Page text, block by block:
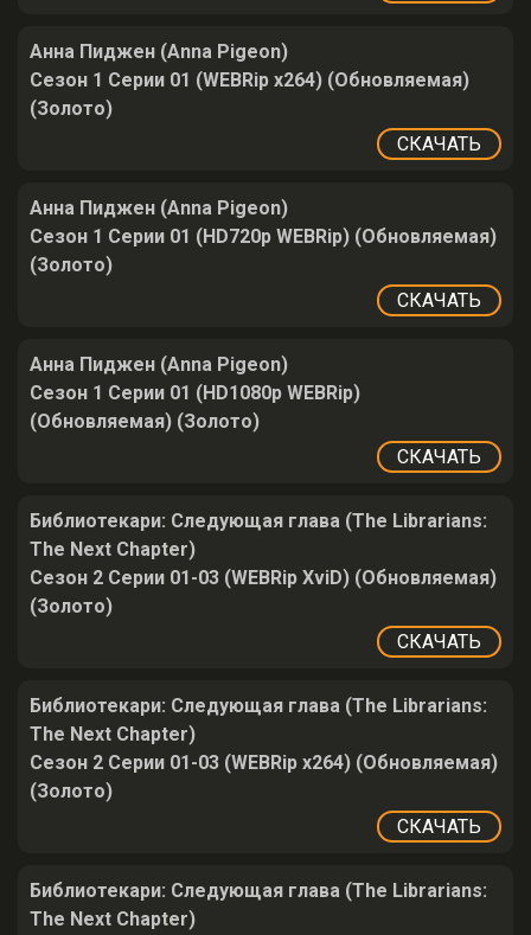
Анна Пиджен (Anna Pigeon)
Сезон 1 Серии 01 (WEBRip x264) (Обновляемая)
(Золото)
СКАЧАТЬ
Анна Пиджен (Anna Pigeon)
Сезон 1 Серии 01 (HD720p WEBRip) (Обновляемая)
(Золото)
СКАЧАТЬ
Анна Пиджен (Anna Pigeon)
Сезон 1 Серии 01 (HD1080p WEBRip)
(Обновляемая) (Золото)
СКАЧАТЬ
Библиотекари: Следующая глава (The Librarians:
The Next Chapter)
Сезон 2 Серии 01-03 (WEBRip XviD) (Обновляемая)
(Золото)
СКАЧАТЬ
Библиотекари: Следующая глава (The Librarians:
The Next Chapter)
Сезон 2 Серии 01-03 (WEBRip x264) (Обновляемая)
(Золото)
СКАЧАТЬ
Библиотекари: Следующая глава (The Librarians:
The Next Chapter)